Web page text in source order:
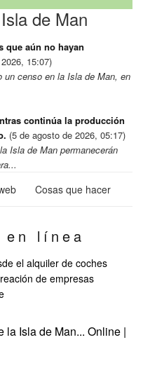
de Man
que aún no hayan
15:07)
censo en la Isla de Man, en
continúa la producción
(5 de agosto de 2026, 05:17)
Isla de Man permanecerán
Cosas que hacer
en línea
el alquiler de coches
de empresas
la Isla de Man... Online |